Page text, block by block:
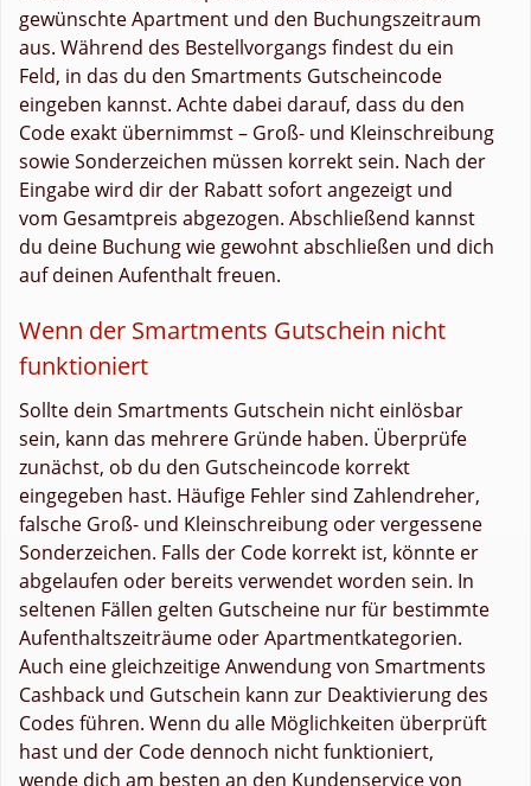
gewünschte Apartment und den Buchungszeitraum
aus. Während des Bestellvorgangs findest du ein
Feld, in das du den Smartments Gutscheincode
eingeben kannst. Achte dabei darauf, dass du den
Code exakt übernimmst – Groß- und Kleinschreibung
sowie Sonderzeichen müssen korrekt sein. Nach der
Eingabe wird dir der Rabatt sofort angezeigt und
vom Gesamtpreis abgezogen. Abschließend kannst
du deine Buchung wie gewohnt abschließen und dich
auf deinen Aufenthalt freuen.
Wenn der Smartments Gutschein nicht
funktioniert
Sollte dein Smartments Gutschein nicht einlösbar
sein, kann das mehrere Gründe haben. Überprüfe
zunächst, ob du den Gutscheincode korrekt
eingegeben hast. Häufige Fehler sind Zahlendreher,
falsche Groß- und Kleinschreibung oder vergessene
Sonderzeichen. Falls der Code korrekt ist, könnte er
abgelaufen oder bereits verwendet worden sein. In
seltenen Fällen gelten Gutscheine nur für bestimmte
Aufenthaltszeiträume oder Apartmentkategorien.
Auch eine gleichzeitige Anwendung von Smartments
Cashback und Gutschein kann zur Deaktivierung des
Codes führen. Wenn du alle Möglichkeiten überprüft
hast und der Code dennoch nicht funktioniert,
wende dich am besten an den Kundenservice von